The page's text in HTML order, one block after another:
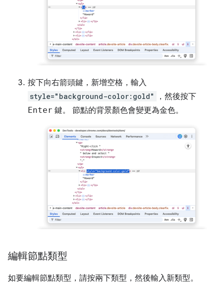
按下向右箭頭鍵，新增空格，輸入
style="background-color:gold" ，然後按下
Enter 鍵。 節點的背景顏色會變更為金色。
編輯節點類型
如要編輯節點類型，請按兩下類型，然後輸入新類型。